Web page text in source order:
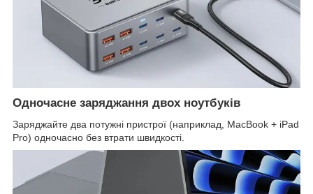
Одночасне заряджання двох ноутбуків
Заряджайте два потужні пристрої (наприклад, MacBook + iPad
Pro) одночасно без втрати швидкості.